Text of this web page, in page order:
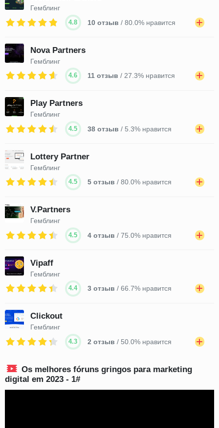
Гемблинг
4.8 10 отзыв / 80.0% нравится
Nova Partners
Гемблинг
4.6 11 отзыв / 27.3% нравится
Play Partners
Гемблинг
4.5 38 отзыв / 5.3% нравится
Lottery Partner
Гемблинг
4.5 5 отзыв / 80.0% нравится
V.Partners
Гемблинг
4.5 4 отзыв / 75.0% нравится
Vipaff
Гемблинг
4.4 3 отзыв / 66.7% нравится
Clickout
Гемблинг
4.3 2 отзыв / 50.0% нравится
Os melhores fóruns gringos para marketing
digital em 2023 - 1#